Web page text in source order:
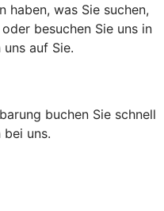
haben, was Sie suchen,
besuchen Sie uns in
auf Sie.
buchen Sie schnell
bei uns.